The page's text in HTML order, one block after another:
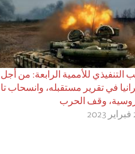
التنفيذي للأممية الرابعة: من
في تقرير مستقبله، وانسحاب
وقف الحرب